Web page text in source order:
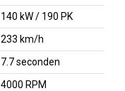
140 kW / 190 PK
233 km/h
7.7 seconden
4000 RPM